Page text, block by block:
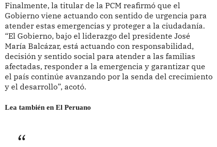
Finalmente, la titular de la PCM reafirmó que el
Gobierno viene actuando con sentido de urgencia para
atender estas emergencias y proteger a la ciudadanía.
“El Gobierno, bajo el liderazgo del presidente José
María Balcázar, está actuando con responsabilidad,
decisión y sentido social para atender a las familias
afectadas, responder a la emergencia y garantizar que
el país continúe avanzando por la senda del crecimiento
y el desarrollo”, acotó.
Lea también en El Peruano